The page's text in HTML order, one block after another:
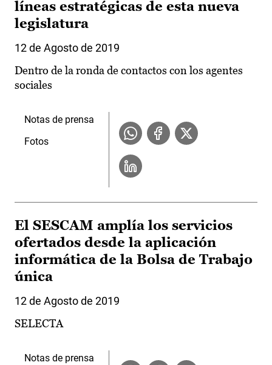
líneas estratégicas de esta nueva
legislatura
12 de Agosto de 2019
Dentro de la ronda de contactos con los agentes
sociales
Notas de prensa
Fotos
El SESCAM amplía los servicios
ofertados desde la aplicación
informática de la Bolsa de Trabajo
única
12 de Agosto de 2019
SELECTA
Notas de prensa